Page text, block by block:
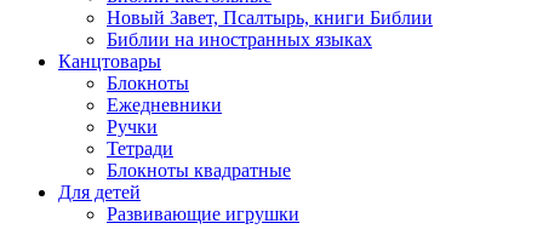
Новый Завет, Псалтырь, книги Библии
Библии на иностранных языках
Канцтовары
Блокноты
Ежедневники
Ручки
Тетради
Блокноты квадратные
Для детей
Развивающие игрушки